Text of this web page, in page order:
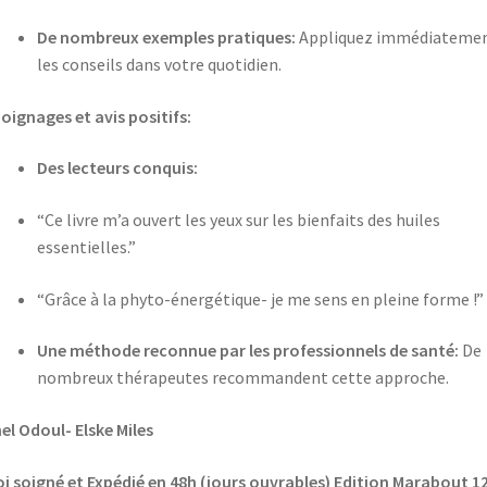
De nombreux exemples pratiques: Appliquez
les conseils dans votre quotidien.
et avis positifs:
Des lecteurs conquis:
“Ce livre m’a ouvert les yeux sur les bienfaits des huiles
essentielles.”
“Grâce à la phyto-énergétique- je me sens en pleine forme !”
Une méthode reconnue par les professionnels de santé: De
nombreux thérapeutes recommandent cette approche.
Odoul- Elske Miles
soigné et Expédié en 48h (jours ouvrables) Edition Marabout